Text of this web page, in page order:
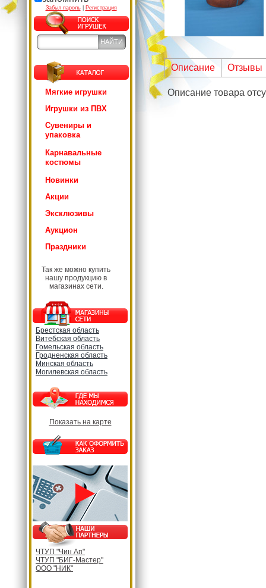
Забыл пароль| Регистрация
Мягкие игрушки
Игрушки из ПВХ
Сувениры и
упаковка
Карнавальные
костюмы
Новинки
Акции
Эксклюзивы
Аукцион
Праздники
Так же можно купить
нашу продукцию в
магазинах сети.
Брестская область
Витебская область
Гомельская область
Гродненская область
Минская область
Могилевская область
Показать на карте
ЧТУП "Чин Ап"
ЧТУП "БИГ-Мастер"
ООО "НИК"
Описание Отзывы
Описание товара